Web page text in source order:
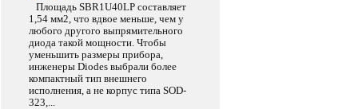
Площадь SBR1U40LP составляет
1,54 мм2, что вдвое меньше, чем у
любого другого выпрямительного
диода такой мощности. Чтобы
уменьшить размеры прибора,
инженеры Diodes выбрали более
компактный тип внешнего
исполнения, а не корпус типа SOD-
323,...